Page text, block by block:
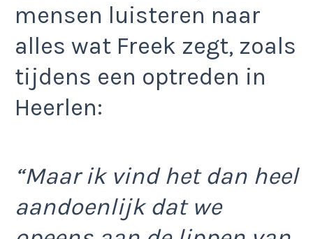
mensen luisteren naar
alles wat Freek zegt, zoals
tijdens een optreden in
Heerlen:
“Maar ik vind het dan heel
aandoenlijk dat we